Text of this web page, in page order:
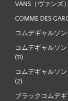
VANS（ヴァンズ）
COMME DES
コムデギャルソ
コムデギャルソ
(11)
コムデギャルソン
(2)
ブラックコムデギ